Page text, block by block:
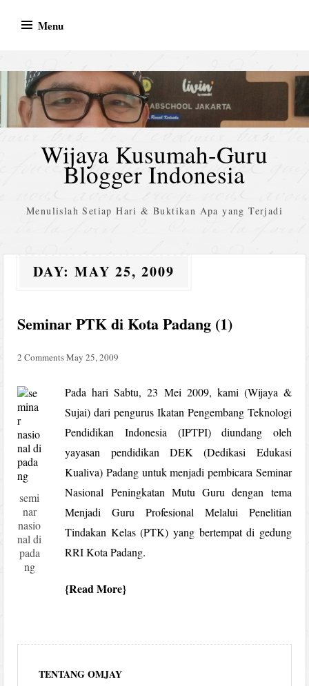
Menu
Wijaya Kusumah-Guru
Blogger Indonesia
Menulislah Setiap Hari & Buktikan Apa yang Terjadi
DAY:MAY 25, 2009
Seminar PTK di Kota Padang (1)
2 CommentsMay 25, 2009
semi
nar
nasio
nal di
pada
ng
Pada hari Sabtu, 23 Mei 2009, kami (Wijaya &
Sujai) dari pengurus Ikatan Pengembang Teknologi
Pendidikan Indonesia (IPTPI) diundang oleh
yayasan pendidikan DEK (Dedikasi Edukasi
Kualiva) Padang untuk menjadi pembicara Seminar
Nasional Peningkatan Mutu Guru dengan tema
Menjadi Guru Profesional Melalui Penelitian
Tindakan Kelas (PTK) yang bertempat di gedung
RRI Kota Padang.
Read More
TENTANG OMJAY